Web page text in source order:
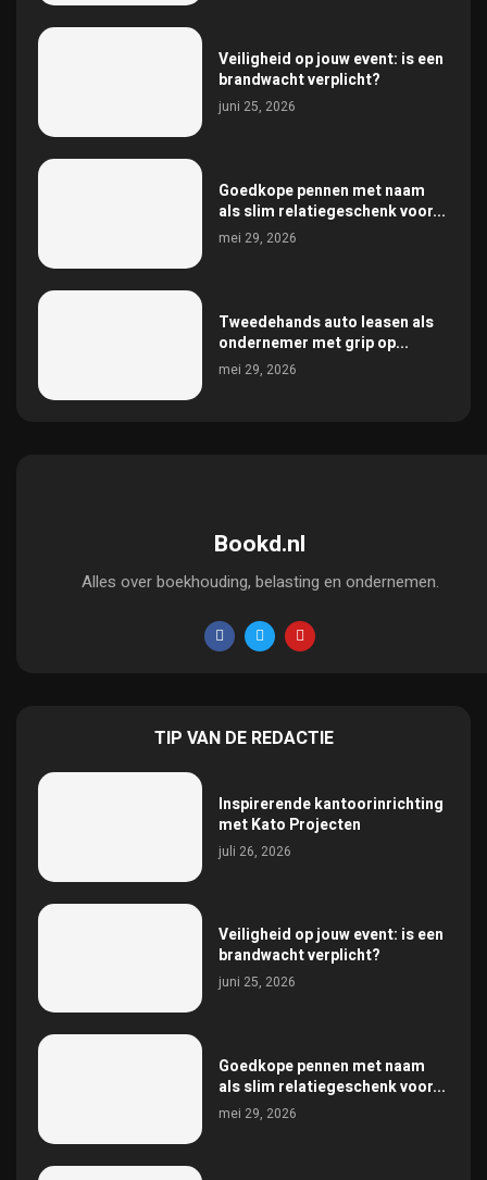
Veiligheid op jouw event: is een
brandwacht verplicht?
juni 25, 2026
Goedkope pennen met naam
als slim relatiegeschenk voor...
mei 29, 2026
Tweedehands auto leasen als
ondernemer met grip op...
mei 29, 2026
Bookd.nl
Alles over boekhouding, belasting en ondernemen.
TIP VAN DE REDACTIE
Inspirerende kantoorinrichting
met Kato Projecten
juli 26, 2026
Veiligheid op jouw event: is een
brandwacht verplicht?
juni 25, 2026
Goedkope pennen met naam
als slim relatiegeschenk voor...
mei 29, 2026